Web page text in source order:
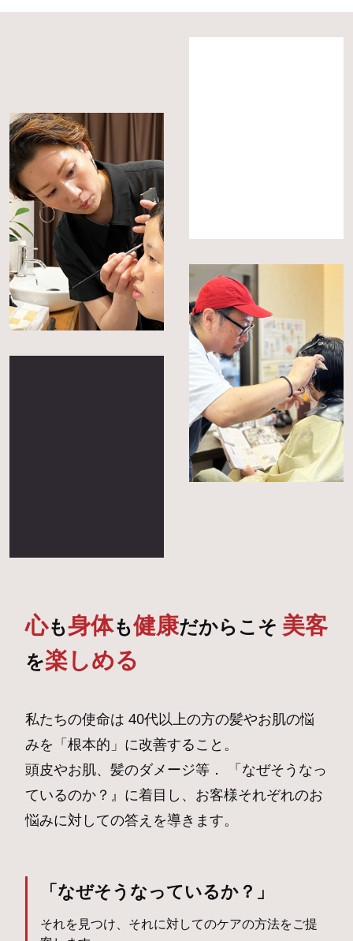
心も身体も健康だからこそ 美客
を楽しめる
私たちの使命は 40代以上の方の髪やお肌の悩
みを「根本的」に改善すること。
頭皮やお肌、髪のダメージ等． 「なぜそうなっ
ているのか？』に着目し、お客様それぞれのお
悩みに対しての答えを導きます。
「なぜそうなっているか？」
それを見つけ、それに対してのケアの方法をご提